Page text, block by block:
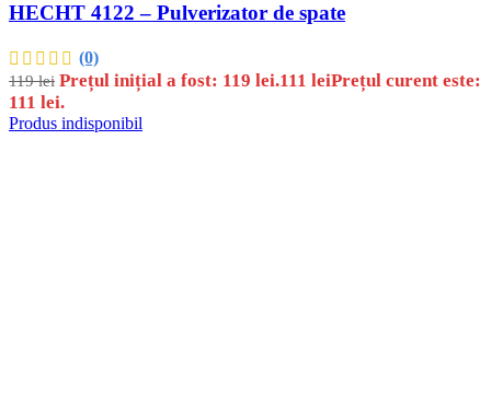
HECHT 4122 – Pulverizator de spate
(0)
119lei Prețul inițial a fost: 119 lei.111 leiPrețul curent este:
111 lei.
Produs indisponibil